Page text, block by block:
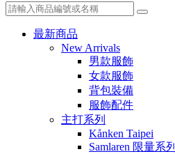
最新商品
New Arrivals
男款服飾
女款服飾
背包裝備
服飾配件
主打系列
Kånken Taipei
Samlaren 限量系列